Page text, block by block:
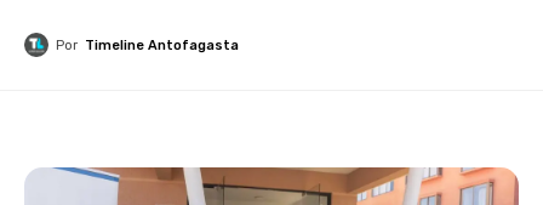
Por Timeline Antofagasta